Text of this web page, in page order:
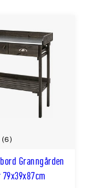
Granngården
(6)